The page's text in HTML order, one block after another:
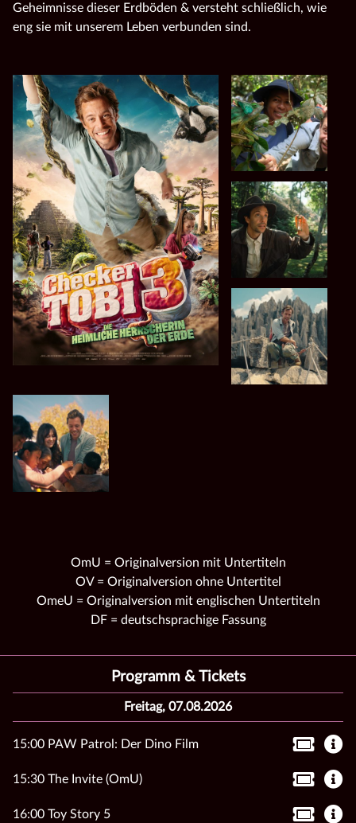
Geheimnisse dieser Erdböden & versteht schließlich, wie
eng sie mit unserem Leben verbunden sind.
OmU = Originalversion mit Untertiteln
OV = Originalversion ohne Untertitel
OmeU = Originalversion mit englischen Untertiteln
DF = deutschsprachige Fassung
Programm & Tickets
Freitag, 07.08.2026
15:00 PAW Patrol: Der Dino Film
15:30 The Invite (OmU)
16:00 Toy Story 5